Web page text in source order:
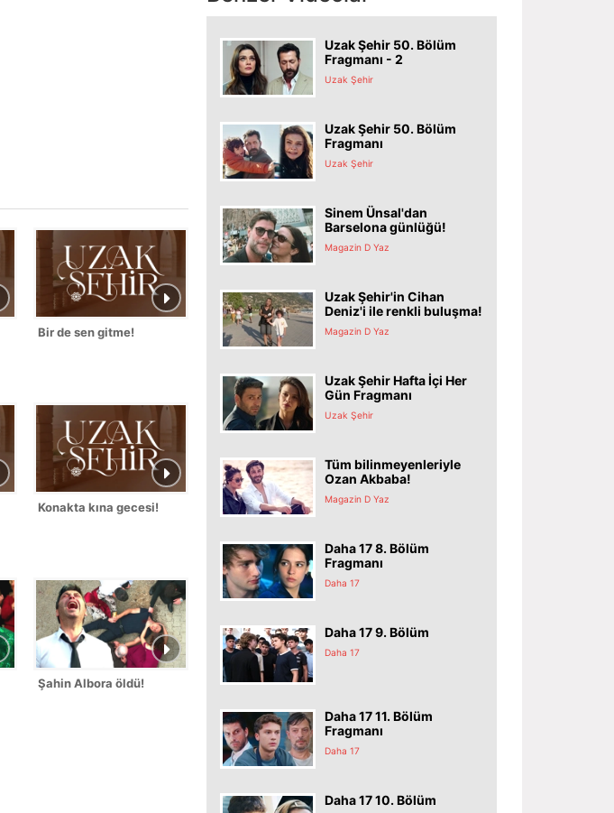
Bir de sen gitme!
Konakta kına gecesi!
Şahin Albora öldü!
Uzak Şehir 50. Bölüm
Fragmanı - 2
Uzak Şehir
Uzak Şehir 50. Bölüm
Fragmanı
Uzak Şehir
Sinem Ünsal'dan
Barselona günlüğü!
Magazin D Yaz
Uzak Şehir'in Cihan
Deniz'i ile renkli buluşma!
Magazin D Yaz
Uzak Şehir Hafta İçi Her
Gün Fragmanı
Uzak Şehir
Tüm bilinmeyenleriyle
Ozan Akbaba!
Magazin D Yaz
Daha 17 8. Bölüm
Fragmanı
Daha 17
Daha 17 9. Bölüm
Daha 17
Daha 17 11. Bölüm
Fragmanı
Daha 17
Daha 17 10. Bölüm